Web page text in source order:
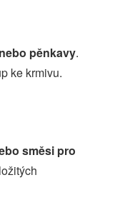
pěnkavy.
ke krmivu.
směsi pro